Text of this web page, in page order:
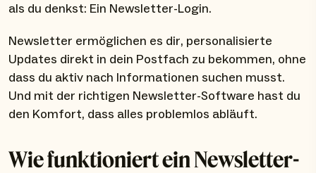
als du denkst: Ein Newsletter-Login.
Newsletter ermöglichen es dir, personalisierte
Updates direkt in dein Postfach zu bekommen, ohne
dass du aktiv nach Informationen suchen musst.
Und mit der richtigen Newsletter-Software hast du
den Komfort, dass alles problemlos abläuft.
Wie funktioniert ein Newsletter-